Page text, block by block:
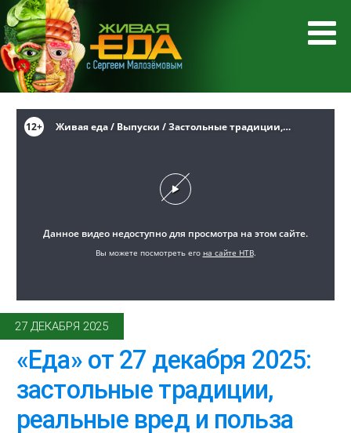
27 ДЕКАБРЯ 2025
«Еда» от 27 декабря 2025:
застольные традиции,
реальные вред и польза